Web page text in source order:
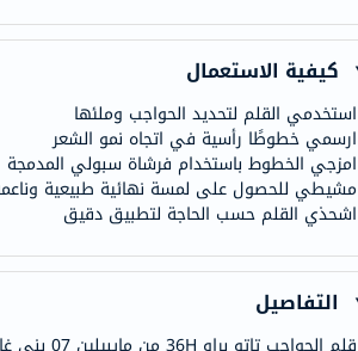
كيفية الاستعمال
استخدمي القلم لتحديد الحواجب وملئها
ارسمي خطوطًا رأسية في اتجاه نمو الشعر
امزجي الخطوط باستخدام فرشاة سبولي المدمجة
مشيطي للحصول على لمسة نهائية طبيعية
اشحذي القلم حسب الحاجة لتطبيق دقيق
التفاصيل